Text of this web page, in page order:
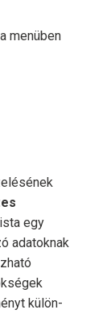
menüben
egy
adatoknak
külön-